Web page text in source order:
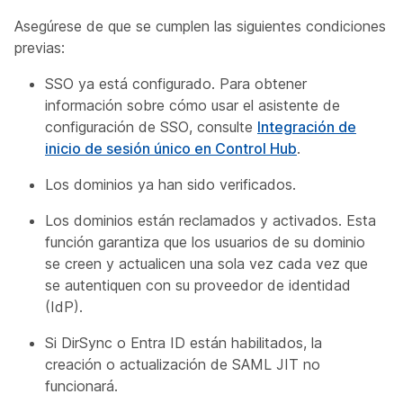
Asegúrese de que se cumplen las siguientes condiciones
previas:
SSO ya está configurado. Para obtener
información sobre cómo usar el asistente de
configuración de SSO, consulte Integración de
inicio de sesión único en Control Hub.
Los dominios ya han sido verificados.
Los dominios están reclamados y activados. Esta
función garantiza que los usuarios de su dominio
se creen y actualicen una sola vez cada vez que
se autentiquen con su proveedor de identidad
(IdP).
Si DirSync o Entra ID están habilitados, la
creación o actualización de SAML JIT no
funcionará.